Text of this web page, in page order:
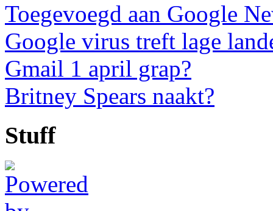
Toegevoegd aan Google
Google virus treft lage
Gmail 1 april grap?
Britney Spears naakt?
Stuff